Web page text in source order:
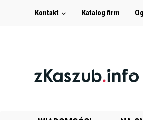
Kontakt Katalog firm